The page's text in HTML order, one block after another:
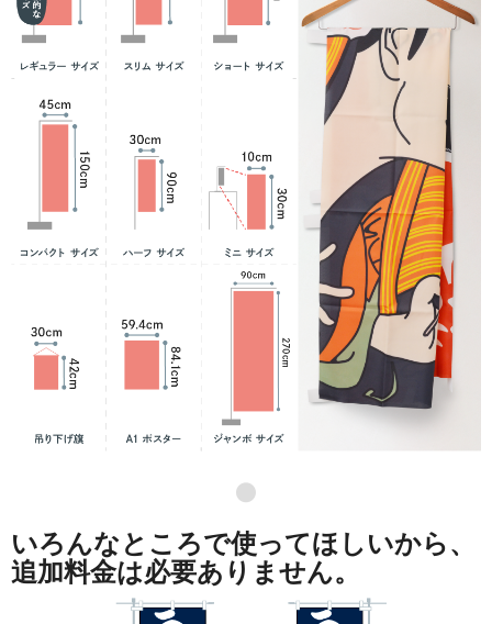
●
いろんなところで使ってほしいから、
追加料金は必要ありません。